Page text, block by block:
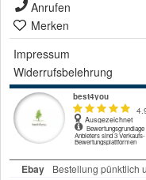
Anrufen
Merken
Impressum
Widerrufsbelehrung